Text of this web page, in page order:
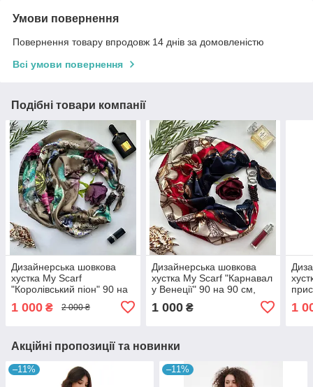
Умови повернення
Повернення товару впродовж 14 днів за домовленістю
Всі умови повернення
Подібні товари компанії
Дизайнерська шовкова
хустка My Scarf
"Королівський піон" 90 на
гранатом
1 000 ₴ 2 000 ₴
Дизайнерська шовкова
хустка My Scarf "Карнавал
у Венеції" 90 на 90 см,
гранат
1 000₴ 1
Акційні пропозиції та новинки
–11% –11%